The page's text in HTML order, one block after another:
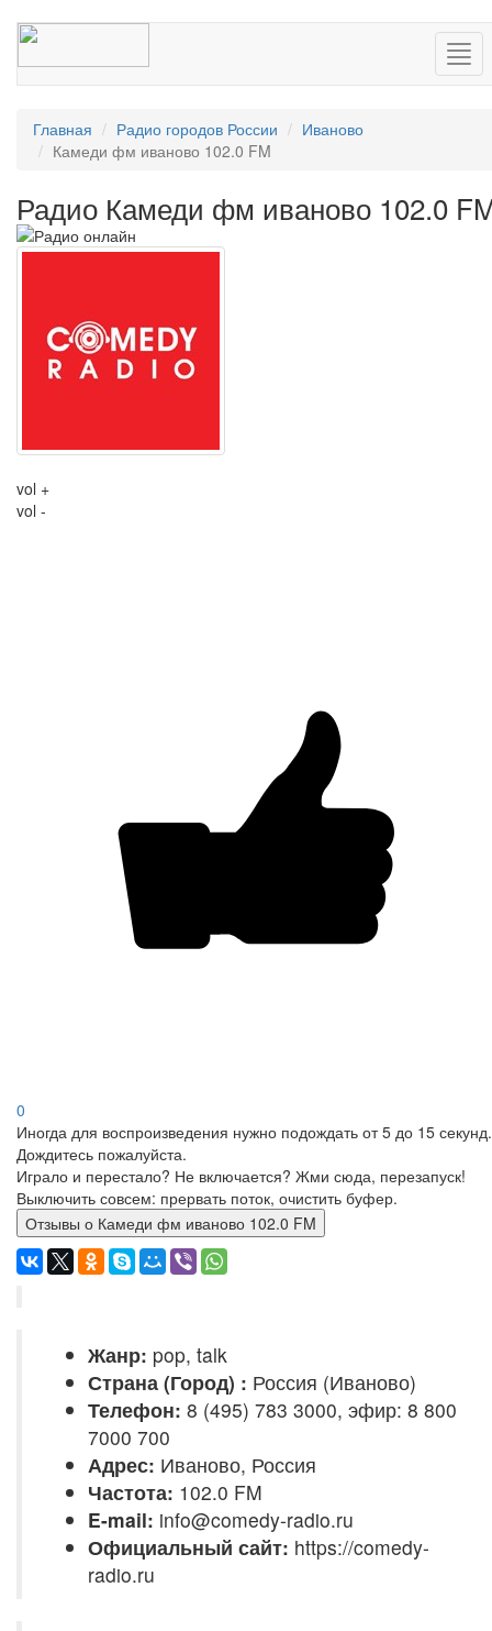
Главная Радио городов России
Иваново
Камеди фм иваново 102.0 FM
Радио Камеди фм иваново 102.0
vol +
vol -
0
Иногда для воспроизведения нужно подождать от 5 до 15 секунд.
Дождитесь пожалуйста.
Играло и перестало? Не включается? Жми сюда, перезапуск!
Выключить совсем: прервать поток, очистить буфер.
Отзывы о Камеди фм иваново 102.0 FM
Жанр: pop, talk
Страна (Город) : Россия (Иваново)
Телефон: 8 (495) 783 3000, эфир: 8 800
7000 700
Адрес: Иваново, Россия
Частота: 102.0 FM
E-mail: info@comedy-radio.ru
Официальный сайт: https://comedy-
radio.ru